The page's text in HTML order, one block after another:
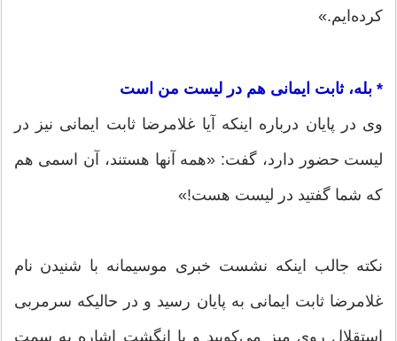
کرده‌ایم.»
* بله، ثابت ایمانی هم در لیست من است
وی در پایان درباره اینکه آیا غلامرضا ثابت ایمانی نیز در
لیست حضور دارد، گفت: «همه آنها هستند، آن اسمی هم
که شما گفتید در لیست هست!»
نکته جالب اینکه نشست خبری موسیمانه با شنیدن نام
غلامرضا ثابت ایمانی به پایان رسید و در حالیکه سرمربی
استقلال روی میز می‌کوبید و با انگشت اشاره به سمت